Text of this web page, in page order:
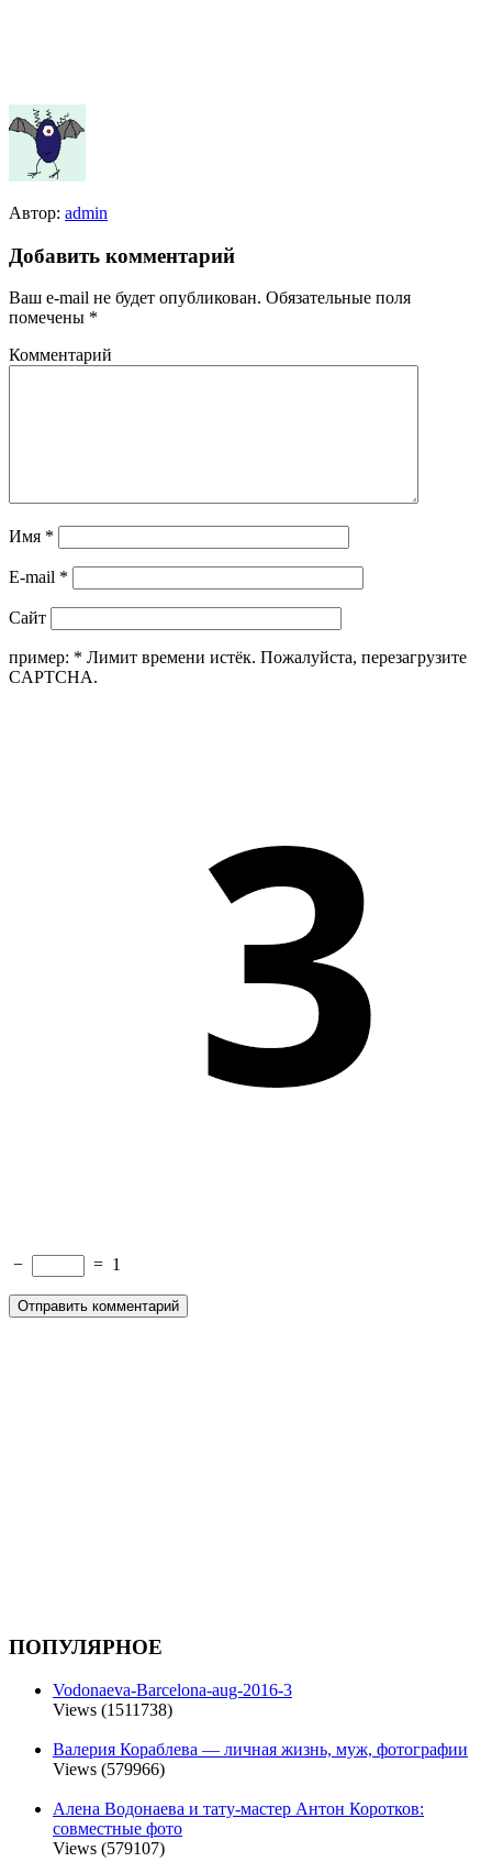
Автор: admin
Добавить комментарий
Ваш e-mail не будет опубликован. Обязательные поля
помечены *
Комментарий
Имя *
E-mail *
Сайт
пример: * Лимит времени истёк. Пожалуйста, перезагрузите
CAPTCHA.
− = 1
ПОПУЛЯРНОЕ
Vodonaeva-Barcelona-aug-2016-3
Views (1511738)
Валерия Кораблева — личная жизнь, муж, фотографии
Views (579966)
Алена Водонаева и тату-мастер Антон Коротков:
совместные фото
Views (579107)